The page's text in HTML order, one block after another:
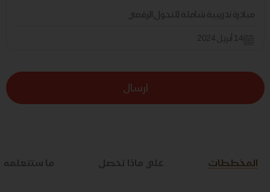
مبادرة تدريبية شاملة للتحول الرقمي
14 أبريل 2024
ارسال
المخططات علي ماذا تحصل ما ستتعلمه